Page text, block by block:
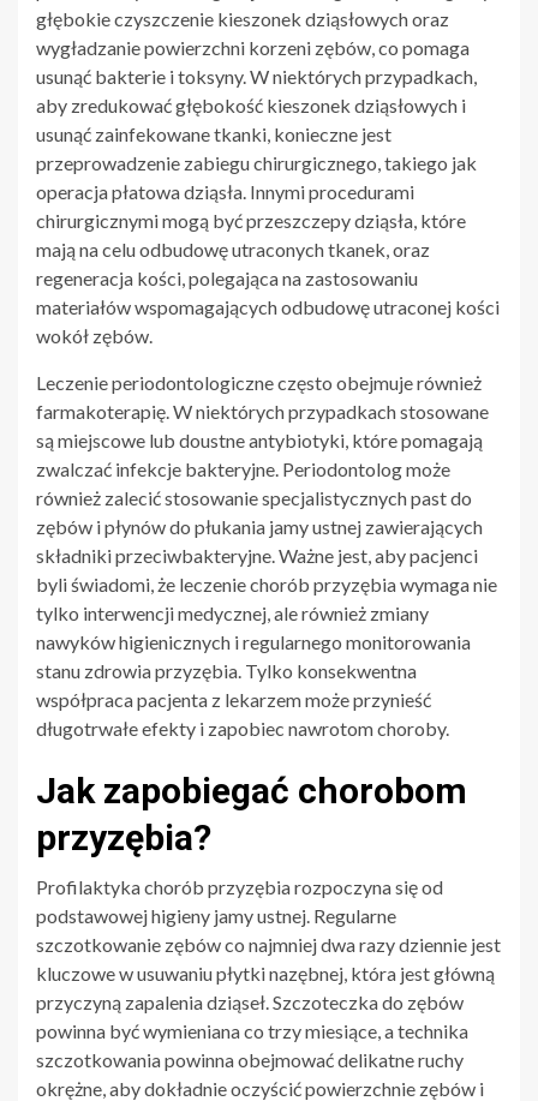
głębokie czyszczenie kieszonek dziąsłowych oraz
wygładzanie powierzchni korzeni zębów, co pomaga
usunąć bakterie i toksyny. W niektórych przypadkach,
aby zredukować głębokość kieszonek dziąsłowych i
usunąć zainfekowane tkanki, konieczne jest
przeprowadzenie zabiegu chirurgicznego, takiego jak
operacja płatowa dziąsła. Innymi procedurami
chirurgicznymi mogą być przeszczepy dziąsła, które
mają na celu odbudowę utraconych tkanek, oraz
regeneracja kości, polegająca na zastosowaniu
materiałów wspomagających odbudowę utraconej kości
wokół zębów.
Leczenie periodontologiczne często obejmuje również
farmakoterapię. W niektórych przypadkach stosowane
są miejscowe lub doustne antybiotyki, które pomagają
zwalczać infekcje bakteryjne. Periodontolog może
również zalecić stosowanie specjalistycznych past do
zębów i płynów do płukania jamy ustnej zawierających
składniki przeciwbakteryjne. Ważne jest, aby pacjenci
byli świadomi, że leczenie chorób przyzębia wymaga nie
tylko interwencji medycznej, ale również zmiany
nawyków higienicznych i regularnego monitorowania
stanu zdrowia przyzębia. Tylko konsekwentna
współpraca pacjenta z lekarzem może przynieść
długotrwałe efekty i zapobiec nawrotom choroby.
Jak zapobiegać chorobom
przyzębia?
Profilaktyka chorób przyzębia rozpoczyna się od
podstawowej higieny jamy ustnej. Regularne
szczotkowanie zębów co najmniej dwa razy dziennie jest
kluczowe w usuwaniu płytki nazębnej, która jest główną
przyczyną zapalenia dziąseł. Szczoteczka do zębów
powinna być wymieniana co trzy miesiące, a technika
szczotkowania powinna obejmować delikatne ruchy
okrężne, aby dokładnie oczyścić powierzchnie zębów i